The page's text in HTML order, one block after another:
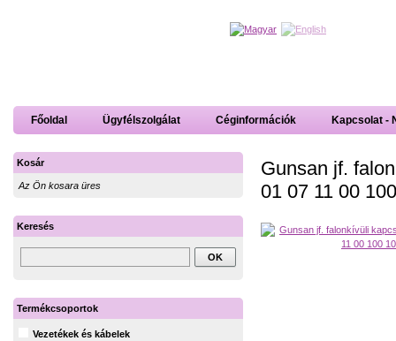
Főoldal Ügyfélszolgálat Céginformációk Kapcsolat -
Gunsan jf.
01 07 11 00
Kosár
Az Ön kosara üres
Keresés
Termékcsoportok
Vezetékek és kábelek